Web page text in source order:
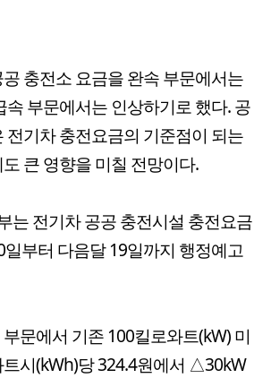
충전소 요금을 완속 부문에서는
속 부문에서는 인상하기로 했다. 공
전기차 충전요금의 기준점이 되는
큰 영향을 미칠 전망이다.
는 전기차 공공 충전시설 충전요금
부터 다음달 19일까지 행정예고
문에서 기존 100킬로와트(kW) 미
트시(kWh)당 324.4원에서 △30kW